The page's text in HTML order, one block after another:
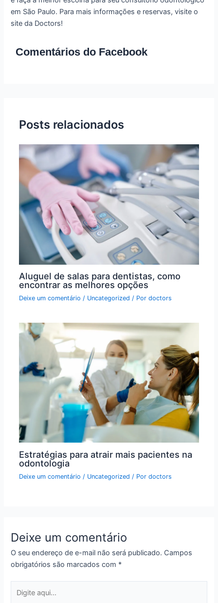
em São Paulo. Para mais informações e reservas, visite o
site da Doctors!
Comentários do Facebook
Posts relacionados
Aluguel de salas para dentistas, como
encontrar as melhores opções
Deixe um comentário / Uncategorized / Pordoctors
Estratégias para atrair mais pacientes na
odontologia
Deixe um comentário / Uncategorized / Pordoctors
Deixe um comentário
O seu endereço de e-mail não será publicado. Campos
obrigatórios são marcados com *
aqui...